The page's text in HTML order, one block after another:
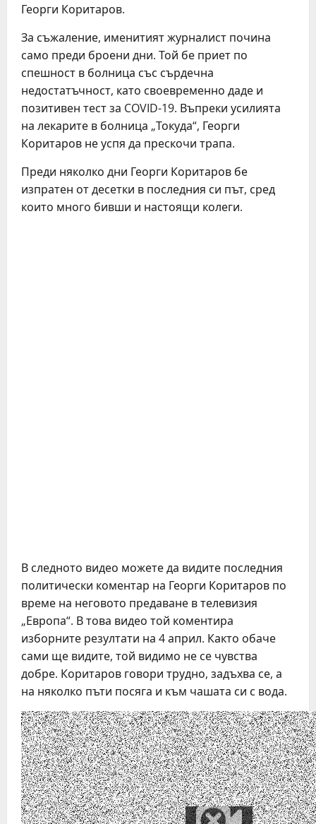
Георги Коритаров.
За съжаление, именитият журналист почина
само преди броени дни. Той бе приет по
спешност в болница със сърдечна
недостатъчност, като своевременно даде и
позитивен тест за COVID-19. Въпреки усилията
на лекарите в болница „Токуда“, Георги
Коритаров не успя да прескочи трапа.
Преди няколко дни Георги Коритаров бе
изпратен от десетки в последния си път, сред
които много бивши и настоящи колеги.
В следното видео можете да видите последния
политически коментар на Георги Коритаров по
време на неговото предаване в телевизия
„Европа“. В това видео той коментира
изборните резултати на 4 април. Както обаче
сами ще видите, той видимо не се чувства
добре. Коритаров говори трудно, задъхва се, а
на няколко пъти посяга и към чашата си с вода.